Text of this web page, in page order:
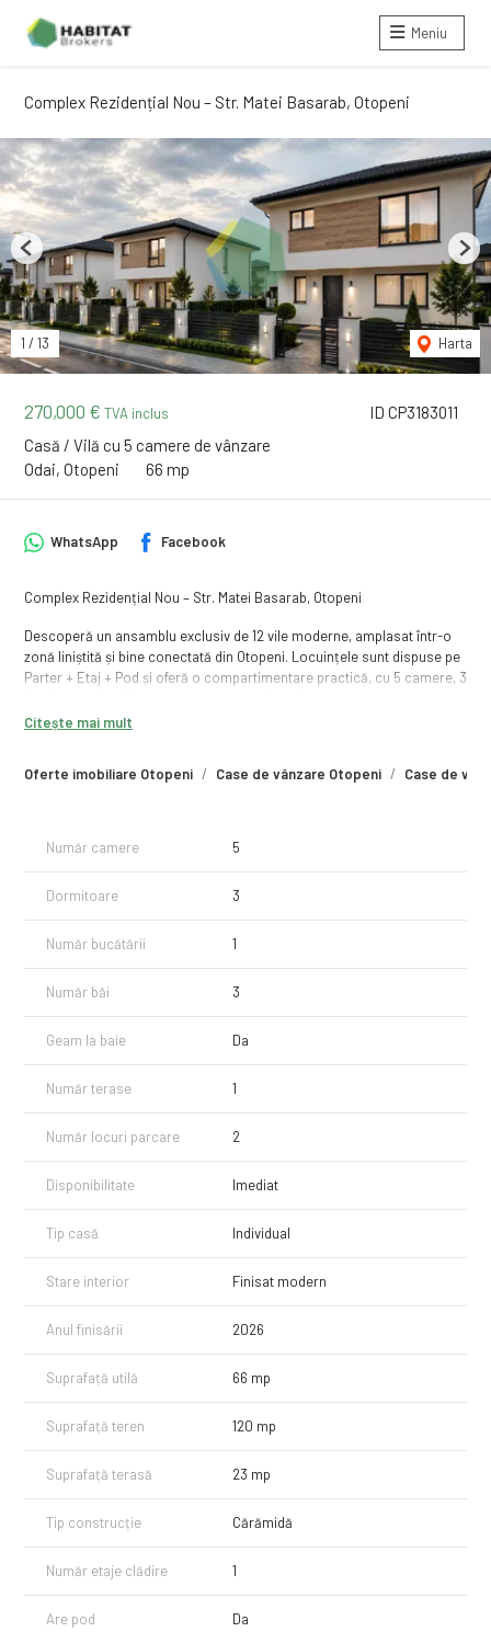
Meniu
Complex Rezidențial Nou – Str. Matei Basarab, Otopeni
ID CP3183011
270,000 € TVA inclus
Casă / Vilă cu 5 camere de vânzare
Odai, Otopeni
66 mp
1 / 13 Harta
Previous Next
Oferte imobiliare Otopeni Case de vânzare Otopeni Case de
WhatsApp Facebook
Complex Rezidențial Nou – Str. Matei Basarab, Otopeni
Descoperă un ansamblu exclusiv de 12 vile moderne, amplasat într-o
zonă liniștită și bine conectată din Otopeni. Locuințele sunt dispuse pe
Parter + Etaj + Pod și oferă o compartimentare practică, cu 5 camere, 3
Casele beneficiază de încălzire în pardoseală, finisaje moderne și
apropiere se află supermarketuri, școli, grădinițe, farmacii, Aeroportul
Predare estimată: decembrie 2026 sau mai devreme, în funcție de
stadiul lucrărilor.
Locuința ideală pentru o familie care își dorește confort, spațiu și
acces rapid către București.
Simulăm rata. Comparăm ofertele actuale din piață.
Depunem dosarul și stăm în legătură cu banca până la aprobare.
Totul cu ZERO costuri suplimentare.
Contactează-ne azi pentru o analiză gratuită!
Citește mai mult
Număr camere 5
Dormitoare 3
Număr bucătării 1
Număr băi 3
Geam la baie Da
Număr terase 1
Număr locuri parcare 2
Disponibilitate Imediat
Tip casă Individual
Stare interior Finisat modern
Anul finisării 2026
Suprafață utilă 66 mp
Suprafață teren 120 mp
Suprafață terasă 23 mp
Tip construcție Cărămidă
Număr etaje clădire 1
Are pod Da